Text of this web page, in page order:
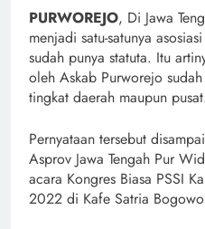
PURWOREJO, Di Jawa
menjadi satu-satunya
sudah punya statuta. Itu
oleh Askab Purworejo
tingkat daerah maupun
Pernyataan tersebut
Asprov Jawa Tengah Pur
acara Kongres Biasa PSSI
2022 di Kafe Satria